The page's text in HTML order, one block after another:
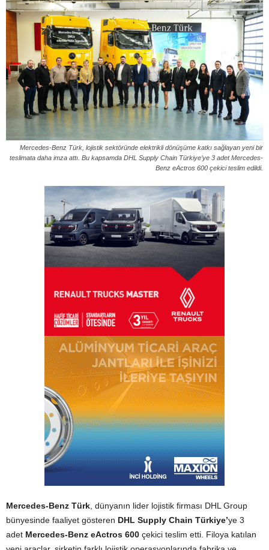
Mercedes-Benz Türk, lojistik sektöründe elektrikli dönüşüme katkı sağlayan yeni bir
teslimata daha imza attı. Bu kapsamda DHL Supply Chain Türkiye’ye 3 adet Mercedes-
Benz eActros 600 çekici teslim edildi.
Mercedes-Benz Türk , dünyanın lider lojistik firması DHL Group
bünyesinde faaliyet gösteren DHL Supply Chain Türkiye’ye 3
adet Mercedes-Benz eActros 600 çekici teslim etti. Filoya katılan